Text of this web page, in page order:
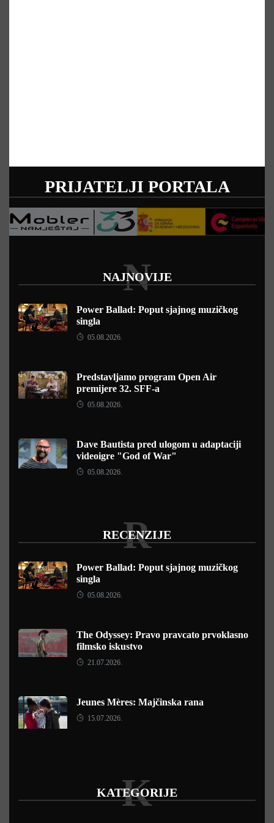
PRIJATELJI PORTALA
NAJNOVIJE
N
Power Ballad: Poput sjajnog muzičkog
singla
05.08.2026.
Predstavljamo program Open Air
premijere 32. SFF-a
05.08.2026.
Dave Bautista pred ulogom u adaptaciji
videoigre "God of War"
05.08.2026.
RECENZIJE
R
Power Ballad: Poput sjajnog muzičkog
singla
05.08.2026.
The Odyssey: Pravo pravcato prvoklasno
filmsko iskustvo
21.07.2026.
Jeunes Mères: Majčinska rana
15.07.2026.
KATEGORIJE
K